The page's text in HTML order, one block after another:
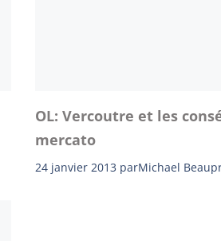
OL: Vercoutre et les
mercato
24 janvier 2013 parMichael